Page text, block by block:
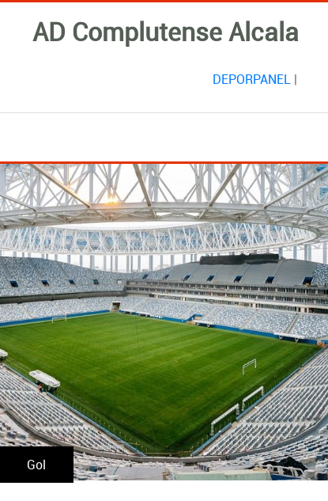
AD Complutense Alcala
DEPORPANEL|
Gol